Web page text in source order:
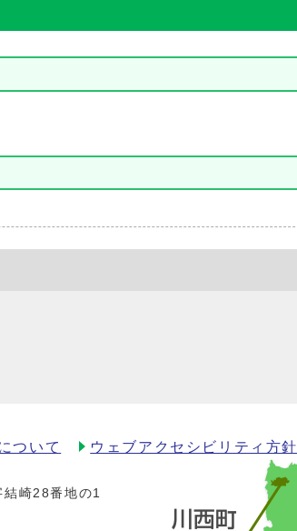
ついて ウェブアクセシビリティ方針
崎28番地の1